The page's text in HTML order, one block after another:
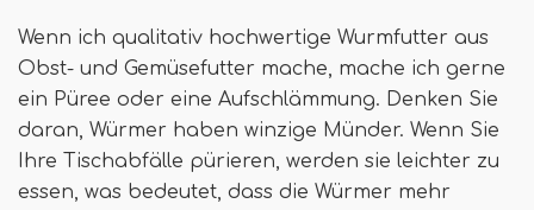
Wenn ich qualitativ hochwertige Wurmfutter aus
Obst- und Gemüsefutter mache, mache ich gerne
ein Püree oder eine Aufschlämmung. Denken Sie
daran, Würmer haben winzige Münder. Wenn Sie
Ihre Tischabfälle pürieren, werden sie leichter zu
essen, was bedeutet, dass die Würmer mehr